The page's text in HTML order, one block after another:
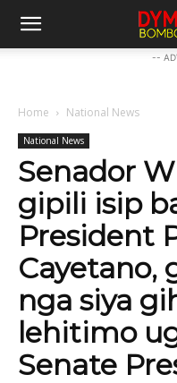
--
Home National News
National News
Senador
gipili isip
President
Cayetano,
nga siya
lehitimo
Senate